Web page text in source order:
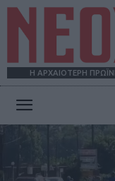
Η ΑΡΧΑΙΟΤΕΡΗ